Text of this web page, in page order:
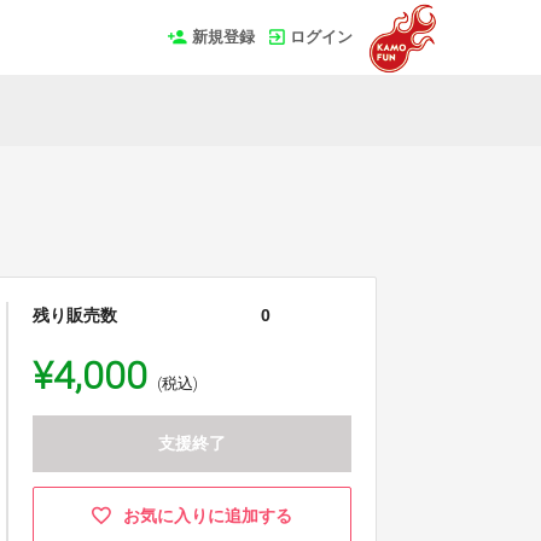
新規登録 ログイン
残り販売数 0
¥4,000 (税込)
支援終了
お気に入りに追加する